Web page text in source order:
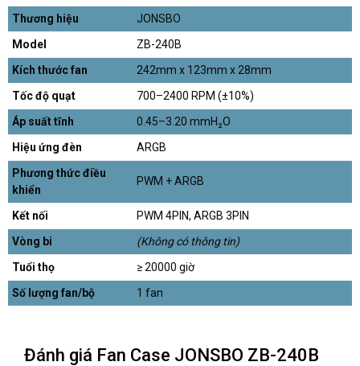
Thương hiệu
JONSBO
Model
ZB-240B
Kích thước fan
242mm x 123mm x 28mm
Tốc độ quạt
700–2400 RPM (±10%)
Áp suất tĩnh
0.45–3.20 mmH₂O
Hiệu ứng đèn
ARGB
Phương thức điều
khiển
PWM + ARGB
Kết nối
PWM 4PIN, ARGB 3PIN
Vòng bi
(Không có thông tin)
Tuổi thọ
≥ 20000 giờ
Số lượng fan/bộ
1 fan
Đánh giá Fan Case JONSBO ZB-240B